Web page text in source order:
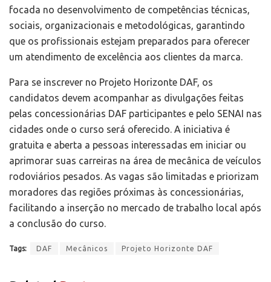
focada no desenvolvimento de competências técnicas,
sociais, organizacionais e metodológicas, garantindo
que os profissionais estejam preparados para oferecer
um atendimento de excelência aos clientes da marca.
Para se inscrever no Projeto Horizonte DAF, os
candidatos devem acompanhar as divulgações feitas
pelas concessionárias DAF participantes e pelo SENAI nas
cidades onde o curso será oferecido. A iniciativa é
gratuita e aberta a pessoas interessadas em iniciar ou
aprimorar suas carreiras na área de mecânica de veículos
rodoviários pesados. As vagas são limitadas e priorizam
moradores das regiões próximas às concessionárias,
facilitando a inserção no mercado de trabalho local após
a conclusão do curso.
Tags: DAF Mecânicos Projeto Horizonte DAF